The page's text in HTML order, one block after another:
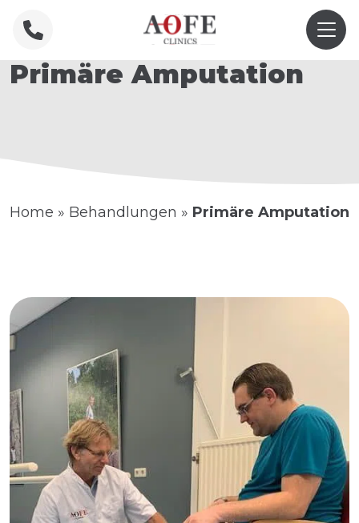
Primäre Amputation
Home » Behandlungen » Primäre Amputation